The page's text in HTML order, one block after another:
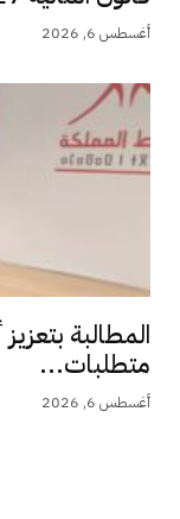
أغسطس 6, 2026
المطالبة
متطلبات...
أغسطس 6, 2026